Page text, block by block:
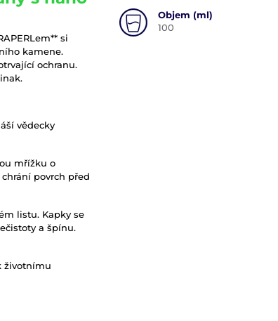
si
kamene.
ochranu.
vědecky
mřížku o
povrch před
listu. Kapky se
a špínu.
životnímu
Objem (ml)
100